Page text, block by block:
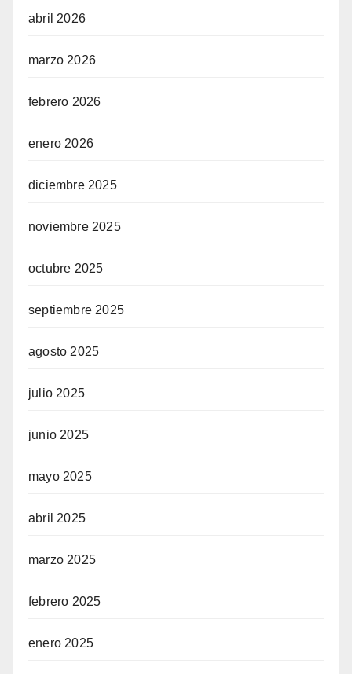
abril 2026
marzo 2026
febrero 2026
enero 2026
diciembre 2025
noviembre 2025
octubre 2025
septiembre 2025
agosto 2025
julio 2025
junio 2025
mayo 2025
abril 2025
marzo 2025
febrero 2025
enero 2025